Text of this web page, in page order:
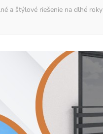
a štýlové riešenie na dlhé roky